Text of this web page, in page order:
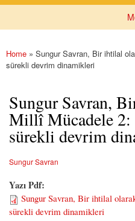
You are here
Home » Sungur Savran, Bir ihtilal
sürekli devrim dinamikleri
Sungur Savran,
Millî Mücadele 2:
sürekli devrim
Sungur Savran
Yazı Pdf:
Sungur Savran, Bir ihtilal
sürekli devrim dinamikleri